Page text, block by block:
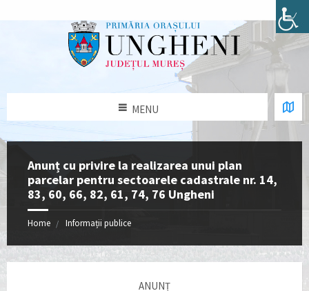
MENU
Anunț cu privire la realizarea unui plan
parcelar pentru sectoarele cadastrale nr. 14,
83, 60, 66, 82, 61, 74, 76 Ungheni
Home Informații publice
ANUNȚ